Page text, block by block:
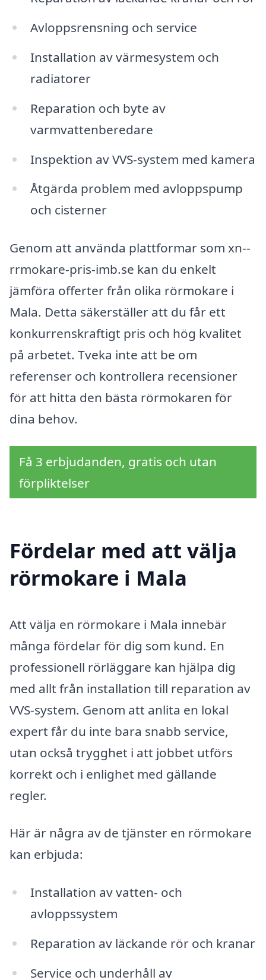
Avloppsrensning och service
Installation av värmesystem och
radiatorer
Reparation och byte av
varmvattenberedare
Inspektion av VVS-system med kamera
Åtgärda problem med avloppspump
och cisterner
Genom att använda plattformar som xn--
rrmokare-pris-imb.se kan du enkelt
jämföra offerter från olika rörmokare i
Mala. Detta säkerställer att du får ett
konkurrenskraftigt pris och hög kvalitet
på arbetet. Tveka inte att be om
referenser och kontrollera recensioner
för att hitta den bästa rörmokaren för
dina behov.
Få 3 erbjudanden, gratis och utan
förpliktelser
Fördelar med att välja
rörmokare i Mala
Att välja en rörmokare i Mala innebär
många fördelar för dig som kund. En
professionell rörläggare kan hjälpa dig
med allt från installation till reparation av
VVS-system. Genom att anlita en lokal
expert får du inte bara snabb service,
utan också trygghet i att jobbet utförs
korrekt och i enlighet med gällande
regler.
Här är några av de tjänster en rörmokare
kan erbjuda:
Installation av vatten- och
avloppssystem
Reparation av läckande rör och kranar
Service och underhåll av